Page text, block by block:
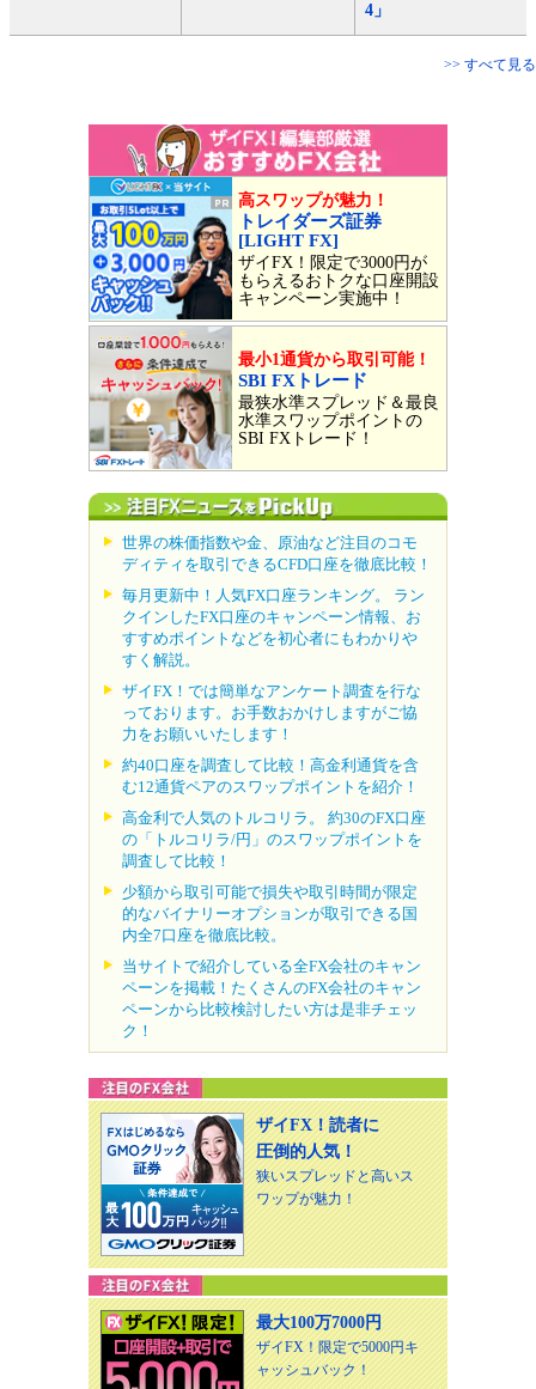
4」
>> すべて見る
高スワップが魅力！
トレイダーズ証券
[LIGHT FX]
ザイFX！限定で3000円が
もらえるおトクな口座開設
キャンペーン実施中！
最小1通貨から取引可能！
SBI FXトレード
最狭水準スプレッド＆最良
水準スワップポイントの
SBI FXトレード！
世界の株価指数や金、原油など注目のコモ
ディティを取引できるCFD口座を徹底比較！
毎月更新中！人気FX口座ランキング。 ラン
クインしたFX口座のキャンペーン情報、お
すすめポイントなどを初心者にもわかりや
すく解説。
ザイFX！では簡単なアンケート調査を行な
っております。お手数おかけしますがご協
力をお願いいたします！
約40口座を調査して比較！高金利通貨を含
む12通貨ペアのスワップポイントを紹介！
高金利で人気のトルコリラ。 約30のFX口座
の「トルコリラ/円」のスワップポイントを
調査して比較！
少額から取引可能で損失や取引時間が限定
的なバイナリーオプションが取引できる国
内全7口座を徹底比較。
当サイトで紹介している全FX会社のキャン
ペーンを掲載！たくさんのFX会社のキャン
ペーンから比較検討したい方は是非チェッ
ク！
ザイFX！読者に
圧倒的人気！
狭いスプレッドと高いス
ワップが魅力！
最大100万7000円
ザイFX！限定で5000円キ
ャッシュバック！